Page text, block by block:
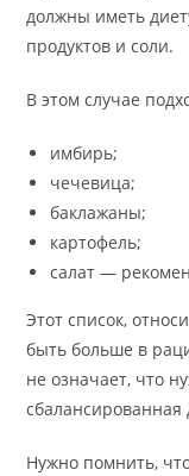
должны иметь
продуктов и соли.
В этом случае
имбирь;
чечевица;
баклажаны;
картофель;
салат —
Этот список,
быть больше в
не означает, что
Нужно помнить,